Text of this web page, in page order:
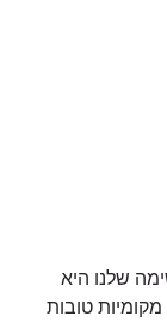
שלנו היא
טובות